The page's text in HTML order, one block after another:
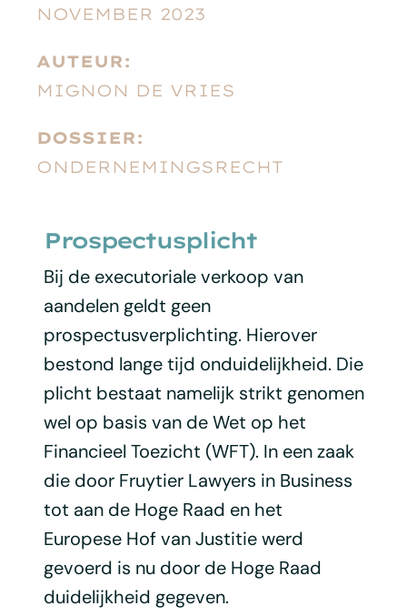
NOVEMBER 2023
AUTEUR:
MIGNON DE VRIES
DOSSIER:
ONDERNEMINGSRECHT
Prospectusplicht
Bij de executoriale verkoop van
aandelen geldt geen
prospectusverplichting. Hierover
bestond lange tijd onduidelijkheid. Die
plicht bestaat namelijk strikt genomen
wel op basis van de Wet op het
Financieel Toezicht (WFT). In een zaak
die door Fruytier Lawyers in Business
tot aan de Hoge Raad en het
Europese Hof van Justitie werd
gevoerd is nu door de Hoge Raad
duidelijkheid gegeven.